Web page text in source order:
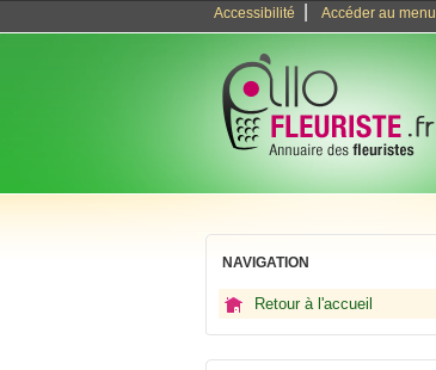
Accessibilité Accéder au menu
NAVIGATION
Retour à l'accueil